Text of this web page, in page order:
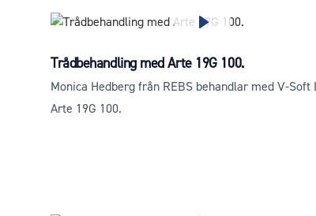
Trådbehandling med Arte 19G 100.
Monica Hedberg från REBS behandlar med V-Soft
Arte 19G 100.